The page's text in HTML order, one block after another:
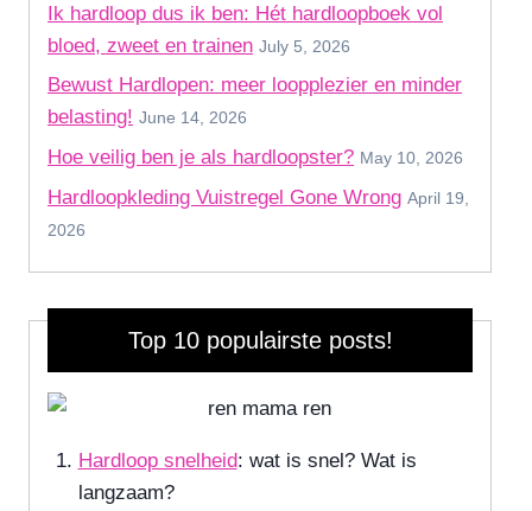
Ik hardloop dus ik ben: Hét hardloopboek vol
bloed, zweet en trainen July 5, 2026
Bewust Hardlopen: meer loopplezier en minder
belasting! June 14, 2026
Hoe veilig ben je als hardloopster? May 10, 2026
Hardloopkleding Vuistregel Gone Wrong April 19,
2026
Top 10 populairste posts!
Hardloop snelheid: wat is snel? Wat is
langzaam?